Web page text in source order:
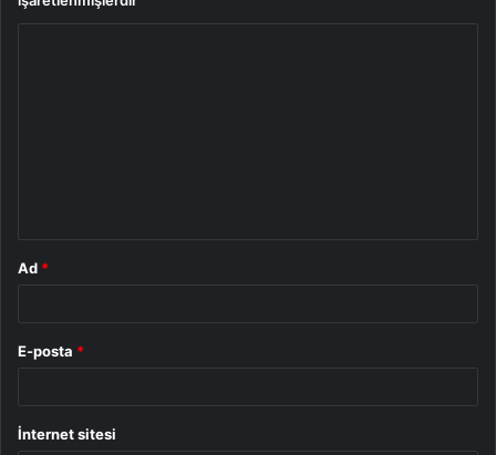
Ad *
E-posta *
İnternet sitesi